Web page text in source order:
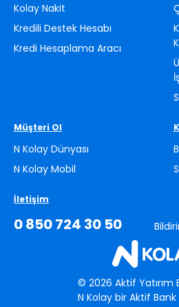
© 2026 Aktif Yatırım
N Kolay bir Aktif Bank
Kolay Nakit
Kredili Destek Hesabı
Kredi Hesaplama Aracı
Müşteri Ol
N Kolay Dünyası
N Kolay Mobil
İletişim
0 850 724 30 50